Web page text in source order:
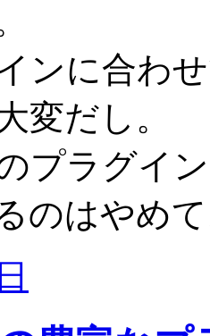
ンに合わ
変だし。
プラグイ
のはやめ